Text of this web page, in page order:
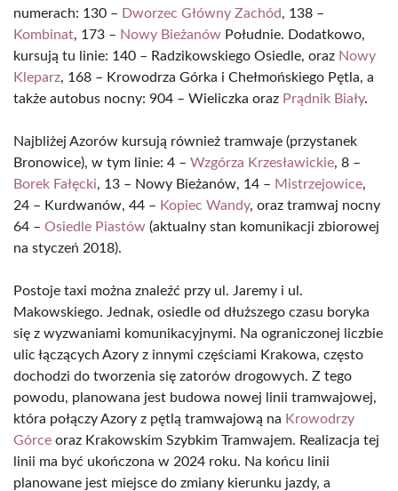
numerach: 130 – Dworzec Główny Zachód, 138 –
Kombinat, 173 – Nowy Bieżanów Południe. Dodatkowo,
kursują tu linie: 140 – Radzikowskiego Osiedle, oraz Nowy
Kleparz, 168 – Krowodrza Górka i Chełmońskiego Pętla, a
także autobus nocny: 904 – Wieliczka oraz Prądnik Biały.
Najbliżej Azorów kursują również tramwaje (przystanek
Bronowice), w tym linie: 4 – Wzgórza Krzesławickie, 8 –
Borek Fałęcki, 13 – Nowy Bieżanów, 14 – Mistrzejowice,
24 – Kurdwanów, 44 – Kopiec Wandy, oraz tramwaj nocny
64 – Osiedle Piastów (aktualny stan komunikacji zbiorowej
na styczeń 2018).
Postoje taxi można znaleźć przy ul. Jaremy i ul.
Makowskiego. Jednak, osiedle od dłuższego czasu boryka
się z wyzwaniami komunikacyjnymi. Na ograniczonej liczbie
ulic łączących Azory z innymi częściami Krakowa, często
dochodzi do tworzenia się zatorów drogowych. Z tego
powodu, planowana jest budowa nowej linii tramwajowej,
która połączy Azory z pętlą tramwajową na Krowodrzy
Górce oraz Krakowskim Szybkim Tramwajem. Realizacja tej
linii ma być ukończona w 2024 roku. Na końcu linii
planowane jest miejsce do zmiany kierunku jazdy, a